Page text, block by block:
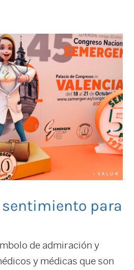
para
de admiración y
y médicas que son